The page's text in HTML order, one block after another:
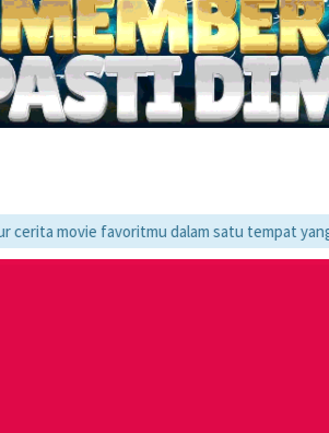
favoritmu dalam satu tempat yang praktis dan